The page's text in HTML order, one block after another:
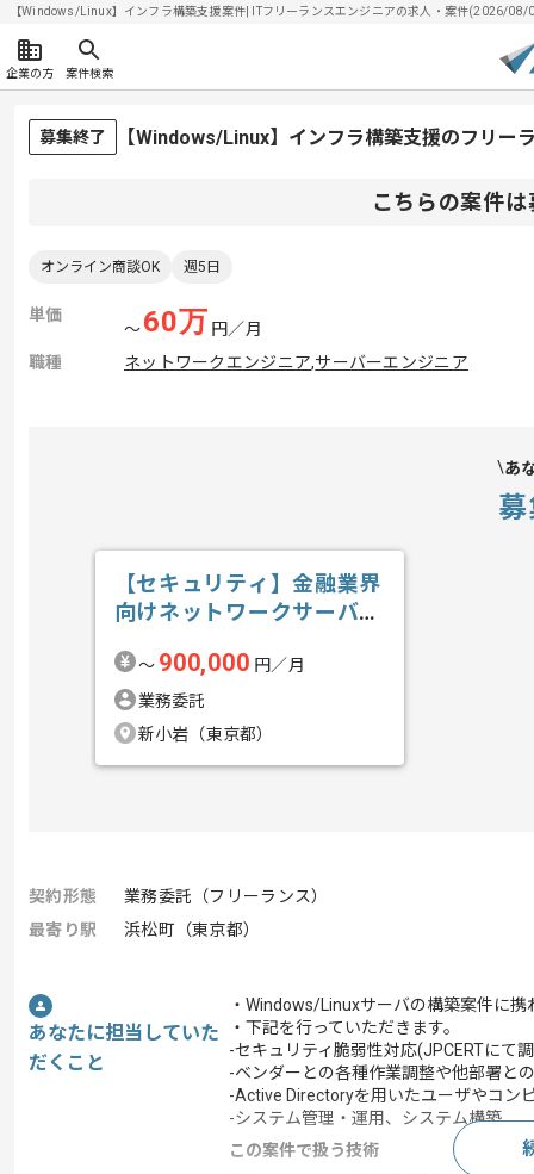
【Windows/Linux】インフラ構築支援案件| ITフリーランスエンジニアの求人・案件(2026/08/
企業の方 案件検索
募集終了 【Windows/Linux】インフラ構築支援のフリー
こちらの案件
オンライン商談OK 週5日
単価
〜60万 円／月
職種
ネットワークエンジニア,サーバーエンジニア
あ
【セキュリティ】金融業界
向けネットワークサーバセ
件〜 900,000 円／月
業務委託
新小岩（東京都）
契約形態
業務委託（フリーランス）
最寄り駅
浜松町（東京都）
あなたに担当していた
だくこと
・Windows/Linuxサーバの構築案件に携
・下記を行っていただきます。
-セキュリティ脆弱性対応(JPCERTにて
-ベンダーとの各種作業調整や他部署と
-Active Directoryを用いたユーザやコン
-システム管理・運用、システム構築
この案件で扱う技術